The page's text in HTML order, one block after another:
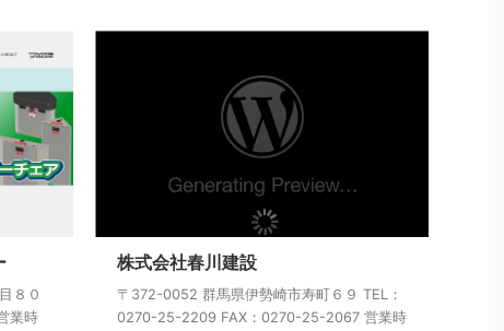
８０
業時
株式会社春川建設
〒372-0052 群馬県伊勢崎市寿町６９ TEL：
0270-25-2209 FAX：0270-25-2067 営業時